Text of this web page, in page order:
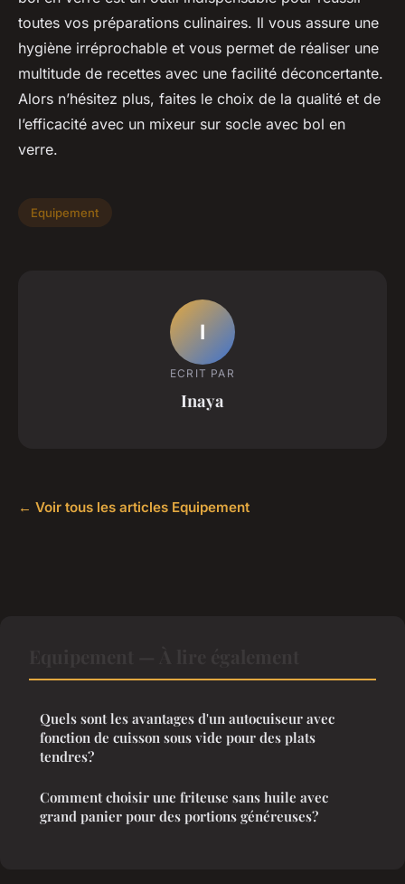
toutes vos préparations culinaires. Il vous assure une
hygiène irréprochable et vous permet de réaliser une
multitude de recettes avec une facilité déconcertante.
Alors n’hésitez plus, faites le choix de la qualité et de
l’efficacité avec un mixeur sur socle avec bol en
verre.
Equipement
I
ECRIT PAR
Inaya
← Voir tous les articles Equipement
Quels sont les avantages d'un autocuiseur avec
fonction de cuisson sous vide pour des plats
tendres?
Comment choisir une friteuse sans huile avec
grand panier pour des portions généreuses?